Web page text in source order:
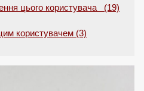
цього користувача (19)
користувачем (3)